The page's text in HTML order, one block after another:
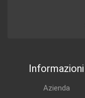
Informazioni
Azienda